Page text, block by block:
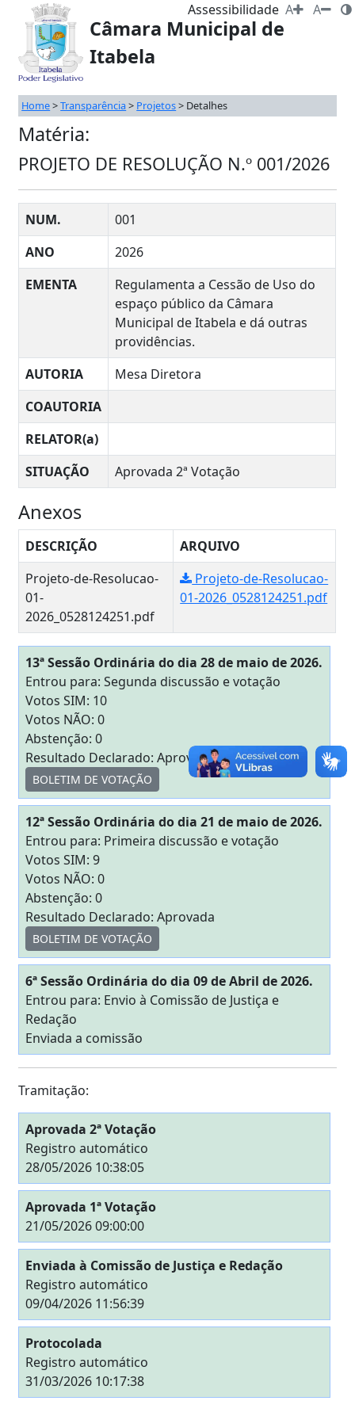
Câmara Municipal de
Itabela
Home>Transparência> Projetos> Detalhes
Matéria:
PROJETO DE RESOLUÇÃO N.º 001/2026
NUM.
001
ANO
2026
EMENTA
Regulamenta a Cessão de Uso do
espaço público da Câmara
Municipal de Itabela e dá outras
providências.
AUTORIA
Mesa Diretora
COAUTORIA
RELATOR(a)
SITUAÇÃO
Aprovada 2ª Votação
Anexos
DESCRIÇÃO
ARQUIVO
Projeto-de-Resolucao-
01-
2026_0528124251.pdf
Projeto-de-Resolucao-
01-2026_0528124251.pdf
13ª Sessão Ordinária do dia 28 de maio de 2026.
Entrou para: Segunda discussão e votação
Votos SIM: 10
Votos NÃO: 0
Abstenção: 0
Resultado Declarado: Aprovada
BOLETIM DE VOTAÇÃO
12ª Sessão Ordinária do dia 21 de maio de 2026.
Entrou para: Primeira discussão e votação
Votos SIM: 9
Votos NÃO: 0
Abstenção: 0
Resultado Declarado: Aprovada
BOLETIM DE VOTAÇÃO
6ª Sessão Ordinária do dia 09 de Abril de 2026.
Entrou para: Envio à Comissão de Justiça e
Redação
Enviada a comissão
Tramitação:
Aprovada 2ª Votação
Registro automático
28/05/2026 10:38:05
Aprovada 1ª Votação
21/05/2026 09:00:00
Enviada à Comissão de Justiça e Redação
Registro automático
09/04/2026 11:56:39
Protocolada
Registro automático
31/03/2026 10:17:38
Assessibilidade A A